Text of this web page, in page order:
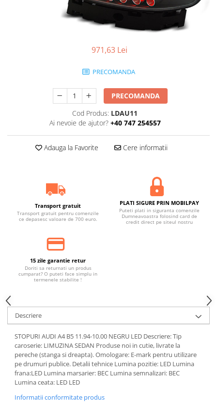
Adaos bara spate
Bara spate
Body kituri
Tuning evacuare
Accesorii tobe
Banda termoizolata
Capete toba
Tuning iluminari
Becuri LED
Faruri
Iluminari autoutilitare
Kituri xenon
Lumini la numar
Proiectoare ceata
Semnalizari aripa
Semnalizari fata
Stopuri
971,63 Lei
PRECOMANDA
PRECOMANDA
Cod Produs: LDAU11
Ai nevoie de ajutor? +40 747 254557
Adauga la Favorite Cere informatii
Transport gratuit
Transport gratuit pentru comenzile
ce depasesc valoare de 700 euro.
PLATI SIGURE PRIN MOBILPAY
Puteti plati in siguranta comenzile
Dumneavoastra folosind card de
credit direct pe siteul nostru
15 zile garantie retur
Doriti sa returnati un produs
cumparat? O puteti face simplu in
termenele stabilite !
Descriere
STOPURI AUDI A4 B5 11.94-10.00 NEGRU LED Descriere: Tip
caroserie: LIMUZINA SEDAN Produse noi in cutie, livrate la
pereche (stanga si dreapta). Omologare: E-mark pentru utilizare
pe drumuri publice. Detalii tehnice Lumina pozitie: LED Lumina
frana:LED Lumina marsarier: BEC Lumina semnalizari: BEC
Lumina ceata: LED LED
Informatii conformitate produs